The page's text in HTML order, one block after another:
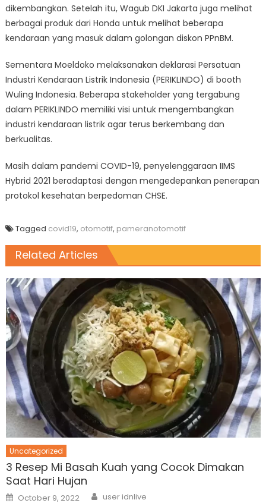
dikembangkan. Setelah itu, Wagub DKI Jakarta juga melihat
berbagai produk dari Honda untuk melihat beberapa
kendaraan yang masuk dalam golongan diskon PPnBM.
Sementara Moeldoko melaksanakan deklarasi Persatuan
Industri Kendaraan Listrik Indonesia (PERIKLINDO) di booth
Wuling Indonesia. Beberapa stakeholder yang tergabung
dalam PERIKLINDO memiliki visi untuk mengembangkan
industri kendaraan listrik agar terus berkembang dan
berkualitas.
Masih dalam pandemi COVID-19, penyelenggaraan IIMS
Hybrid 2021 beradaptasi dengan mengedepankan penerapan
protokol kesehatan berpedoman CHSE.
Tagged covid19, otomotif, pameranotomotif
Related Articles
Uncategorized
3 Resep Mi Basah Kuah yang Cocok Dimakan
Saat Hari Hujan
Posted
October 9, 2022 Author
user idnlive